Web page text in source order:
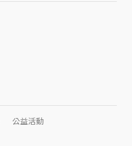
公益活動